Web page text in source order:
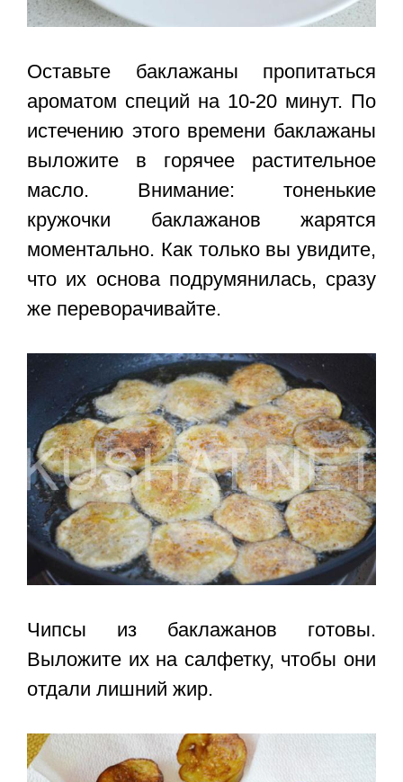
Оставьте баклажаны пропитаться
ароматом специй на 10-20 минут. По
истечению этого времени баклажаны
выложите в горячее растительное
масло. Внимание: тоненькие
кружочки баклажанов жарятся
моментально. Как только вы увидите,
что их основа подрумянилась, сразу
же переворачивайте.
Чипсы из баклажанов готовы.
Выложите их на салфетку, чтобы они
отдали лишний жир.